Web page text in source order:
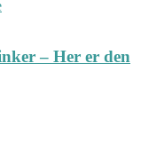
– Her er den